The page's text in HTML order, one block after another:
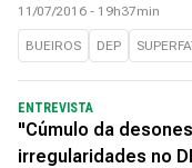
11/07/2016 - 19h37min
BUEIROS DEP
ENTREVISTA
"Cúmulo da
irregularidades no